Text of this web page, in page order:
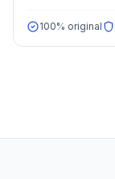
100% original